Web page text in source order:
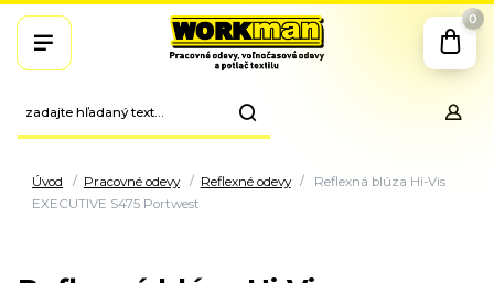
0
Úvod Pracovné odevy Reflexné odevy
Reflexná blúza Hi-Vis
EXECUTIVE S475 Portwest